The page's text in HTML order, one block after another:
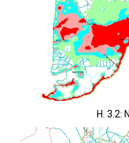
H. 3.2: